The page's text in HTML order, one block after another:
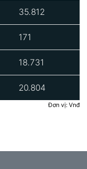
35.812
171
18.731
20.804
Đơn vị: Vnđ